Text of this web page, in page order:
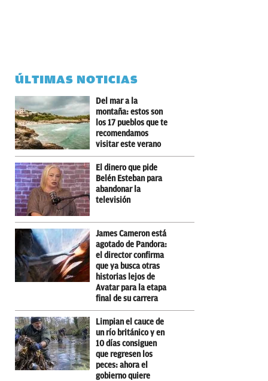
ÚLTIMAS NOTICIAS
Del mar a la
montaña: estos son
los 17 pueblos que te
recomendamos
visitar este verano
El dinero que pide
Belén Esteban para
abandonar la
televisión
James Cameron está
agotado de Pandora:
el director confirma
que ya busca otras
historias lejos de
Avatar para la etapa
final de su carrera
Limpian el cauce de
un río británico y en
10 días consiguen
que regresen los
peces: ahora el
gobierno quiere